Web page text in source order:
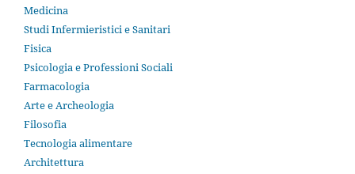
Medicina
Studi Infermieristici e Sanitari
Fisica
Psicologia e Professioni Sociali
Farmacologia
Arte e Archeologia
Filosofia
Tecnologia alimentare
Architettura